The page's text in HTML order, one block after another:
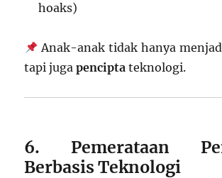
hoaks)
Anak-anak tidak hanya
tapi jugapencipta teknologi.
6. Pemerataan
Berbasis Teknologi